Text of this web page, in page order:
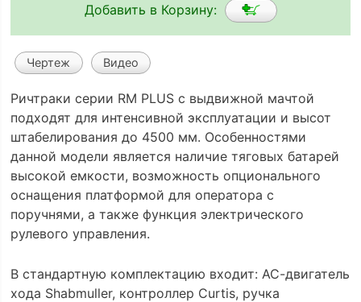
Добавить в Корзину:
Чертеж Видео
Ричтраки серии RM PLUS с выдвижной мачтой
подходят для интенсивной эксплуатации и высот
штабелирования до 4500 мм. Особенностями
данной модели является наличие тяговых батарей
высокой емкости, возможность опционального
оснащения платформой для оператора с
поручнями, а также функция электрического
рулевого управления.
В cтандартную комплектацию входит: АС-двигатель
хода Shabmuller, контроллер Curtis, ручка